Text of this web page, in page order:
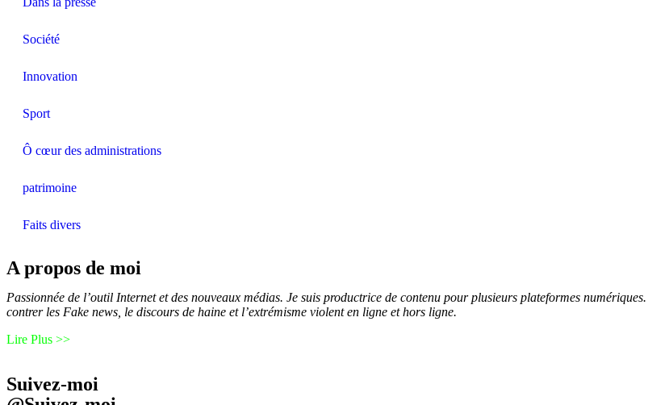
Société
Innovation
Sport
Ô cœur des administrations
patrimoine
Faits divers
A propos de moi
Passionnée de l’outil Internet et des nouveaux médias. Je suis productrice de contenu pour plusieurs plateformes
contrer les Fake news, le discours de haine et l’extrémisme violent en ligne et hors ligne.
Lire Plus >>
Suivez-moi